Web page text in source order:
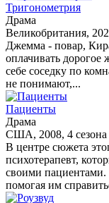
Тригонометрия
Драма
Великобритания,
Джемма - повар,
оплачивать
себе соседку по
не понимают,...
Пациенты
Драма
США, 2008, 4 сезона
В центре сюжета
психотерапевт,
своими
помогая им